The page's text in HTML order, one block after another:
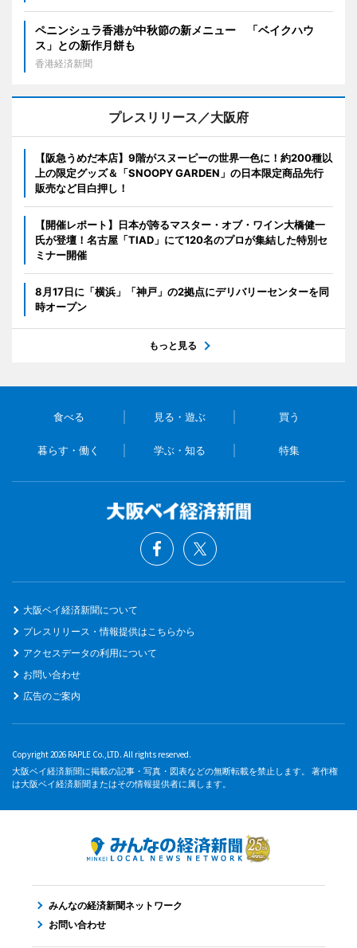
ペニンシュラ香港が中秋節の新メニュー 「ベイクハウ
ス」との新作月餅も
香港経済新聞
プレスリリース／大阪府
【阪急うめだ本店】9階がスヌーピーの世界一色に！約200種以
上の限定グッズ＆「SNOOPY GARDEN」の日本限定商品先行
販売など目白押し！
【開催レポート】日本が誇るマスター・オブ・ワイン大橋健一
氏が登壇！名古屋「TIAD」にて120名のプロが集結した特別セ
ミナー開催
8月17日に「横浜」「神戸」の2拠点にデリバリーセンターを同
時オープン
もっと見る
食べる 見る・遊ぶ 買う
暮らす・働く 学ぶ・知る 特集
大阪ベイ経済新聞について
プレスリリース・情報提供はこちらから
アクセスデータの利用について
お問い合わせ
広告のご案内
Copyright 2026 RAPLE Co.,LTD. All rights reserved.
大阪ベイ経済新聞に掲載の記事・写真・図表などの無断転載を禁止します。 著作権
は大阪ベイ経済新聞またはその情報提供者に属します。
みんなの経済新聞ネットワーク
お問い合わせ